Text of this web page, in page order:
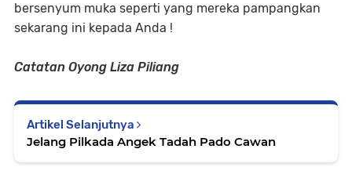
bersenyum muka seperti yang mereka pampangkan
sekarang ini kepada Anda !
Catatan Oyong Liza Piliang
Artikel Selanjutnya
Jelang Pilkada Angek Tadah Pado Cawan